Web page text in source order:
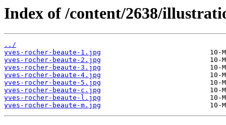
Index of /content/2638/
../
yves-rocher-beaute-1.jpg
yves-rocher-beaute-2.jpg
yves-rocher-beaute-3.jpg
yves-rocher-beaute-4.jpg
yves-rocher-beaute-5.jpg
yves-rocher-beaute-c.jpg
yves-rocher-beaute-l.jpg
yves-rocher-beaute-m.jpg